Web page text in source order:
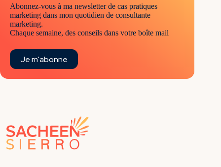
Nous avons pu remarquer que le simple fait qu’une
grande partie du site ait été retravaillée a montré un
impact positif sur les autres pages et les autres langues.
Comme quoi, une fois qu’on commence à travailler sur
Google.
C’est d’ailleurs le propre de
nous amène des effets positifs en cascade.
Abonnez-vous à ma newsletter de cas pratiques
marketing dans mon quotidien de consultante
marketing.
Chaque semaine, des conseils dans votre boîte mail
Je m'abonne